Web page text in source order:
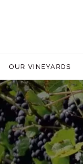
OUR VINEYARDS